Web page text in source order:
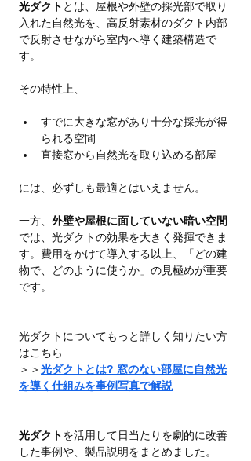
光ダクト とは、屋根や外壁の採光部で取り
入れた自然光を、高反射素材のダクト内部
で反射させながら室内へ導く建築構造で
す。
その特性上、
すでに大きな窓があり十分な採光が得
られる空間
直接窓から自然光を取り込める部屋
には、必ずしも最適とはいえません。
一方、 外壁や屋根に面していない暗い空間
では、光ダクトの効果を大きく発揮できま
す。費用をかけて導入する以上、「どの建
物で、どのように使うか」の見極めが重要
です。
光ダクトについてもっと詳しく知りたい方
はこちら
＞＞光ダクトとは? 窓のない部屋に自然光
を導く仕組みを事例写真で解説
光ダクトを活用して日当たりを劇的に改善
した事例や、製品説明をまとめました。